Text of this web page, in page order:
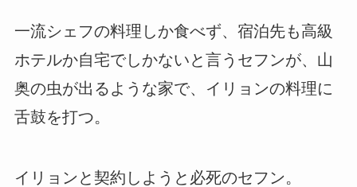
一流シェフの料理しか食べず、宿泊先も高級
ホテルか自宅でしかないと言うセフンが、山
奥の虫が出るような家で、イリョンの料理に
舌鼓を打つ。
イリョンと契約しようと必死のセフン。